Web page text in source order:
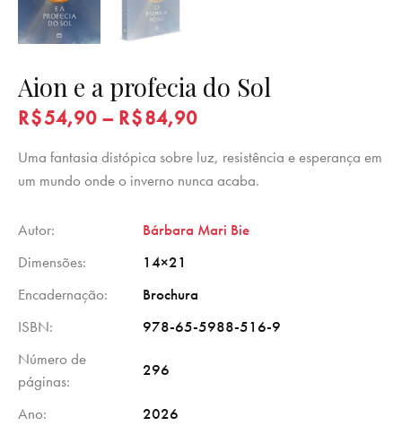
Aion e a profecia do Sol
R$54,90 – R$84,90
Uma fantasia distópica sobre luz, resistência e esperança em
um mundo onde o inverno nunca acaba.
Autor
Bárbara Mari Bie
Dimensões
14×21
Encadernação
Brochura
ISBN
978-65-5988-516-9
Número de
páginas
296
Ano 2026